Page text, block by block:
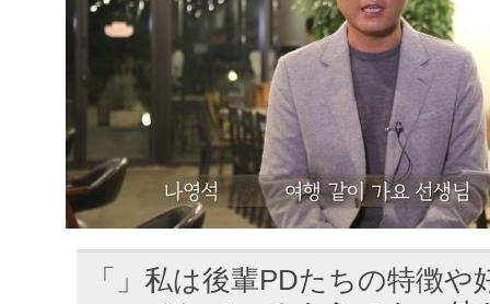
「」私は後輩PDたちの特徴